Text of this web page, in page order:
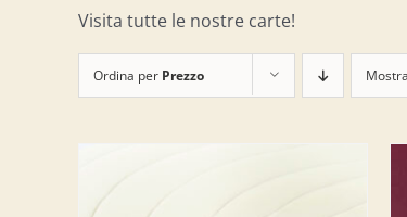
Visita tutte le nostre carte!
Ordina per Prezzo Mostra